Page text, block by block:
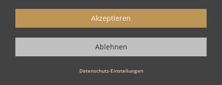
eventpeppers
auf
Facebook
Blog
auf
Datenschutz-Einstellungen
Akzeptieren
Ablehnen